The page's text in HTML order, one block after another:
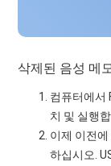
삭제된 음성 메
컴퓨터에서
치 및 실행
이제 이전
하십시오.